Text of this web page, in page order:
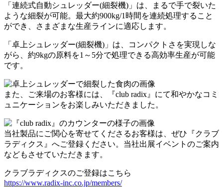
「連続式自動シュレッダー(細裂機)」は、まるで手で裂いた
ような細裂が可能。最大約900kg/1時間を連続処理すること
ができ、さまざまな生産ラインに適応します。
「卓上シュレッダー(細裂機)」は、コンパクトさを実現しな
がら、約9kgの原料を1～5分で処理できる高効率生産が可能
です。
また、ご来場のお客様には、『club radix』にて和やかなコミ
ュニケーションをお楽しみいただきました。
当社製品にご関心を寄せてくださるお客様は、ぜひ『クラブ
ラディクス』へご登録ください。当社出展イベントのご案内
などもさせていただきます。
クラブラディクスのご登録はこちら
https://www.radix-inc.co.jp/members/